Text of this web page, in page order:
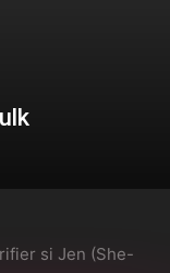
si Jen (She-